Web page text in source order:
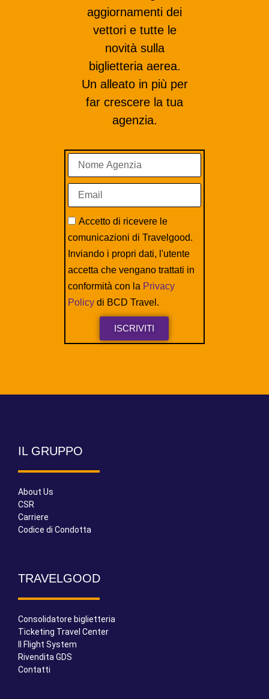
aggiornamenti dei
vettori e tutte le
novità sulla
biglietteria aerea.
Un alleato in più per
far crescere la tua
agenzia.
Accetto di ricevere le
comunicazioni di Travelgood.
Inviando i propri dati, l'utente
accetta che vengano trattati in
conformità con la Privacy
Policy di BCD Travel.
ISCRIVITI
IL GRUPPO
About Us
CSR
Carriere
Codice di Condotta
TRAVELGOOD
Consolidatore biglietteria
Ticketing Travel Center
Il Flight System
Rivendita GDS
Contatti